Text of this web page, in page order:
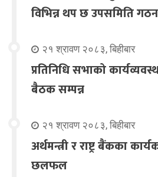
विभिन्न थप छ उपसमिति गठन
२१ श्रावण २०८३, बिहीबार
प्रतिनिधि सभाको
बैठक सम्पन्न
२१ श्रावण २०८३, बिहीबार
अर्थमन्त्री र राष्ट्र बैंकका
छलफल